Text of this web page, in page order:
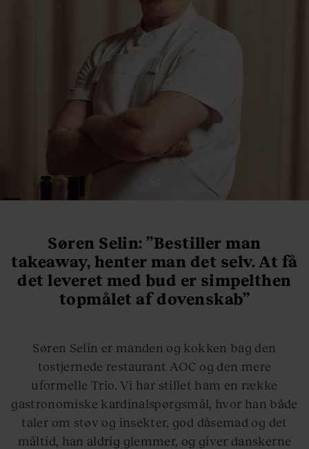
Søren Selin: ”Bestiller man
takeaway, henter man det selv. At få
det leveret med bud er simpelthen
topmålet af dovenskab”
Søren Selin er manden og kokken bag den
tostjernede restaurant AOC og den mere
uformelle Trio. Vi har stillet ham en række
gastronomiske kardinalspørgsmål, hvor han både
taler om støv og insekter, god dåsemad og det
måltid, han aldrig glemmer, og giver danskerne